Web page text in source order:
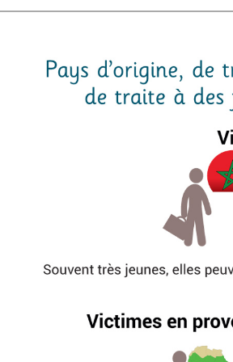
Information aux personnes exilées.